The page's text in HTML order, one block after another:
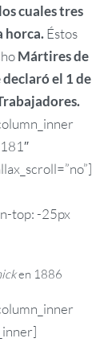
cuales tres
horca.Éstos
Mártires de
declaró el 1 de
top: -25px
en 1886